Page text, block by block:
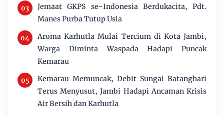
Jemaat GKPS se-Indonesia Berdukacita, Pdt.
Manes Purba Tutup Usia
Aroma Karhutla Mulai Tercium di Kota Jambi,
Warga Diminta Waspada Hadapi Puncak
Kemarau
Kemarau Memuncak, Debit Sungai Batanghari
Terus Menyusut, Jambi Hadapi Ancaman Krisis
Air Bersih dan Karhutla